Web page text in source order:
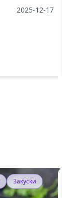
2025-12-17
Закуски